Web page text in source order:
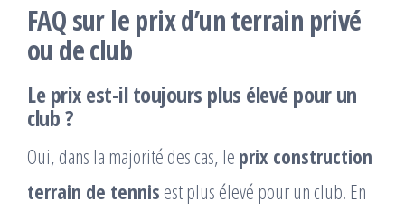
FAQ sur le prix d’un terrain privé
ou de club
Le prix est-il toujours plus élevé pour un
club ?
Oui, dans la majorité des cas, le prix construction
terrain de tennis est plus élevé pour un club. En